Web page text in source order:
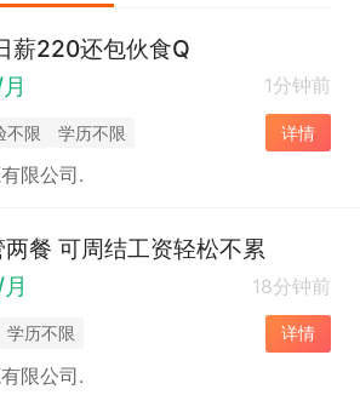
薪220还包伙食Q
1分钟前
不限 学历不限 详情
限公司.
餐 可周结工资轻松不累
18分钟前
学历不限 详情
限公司.